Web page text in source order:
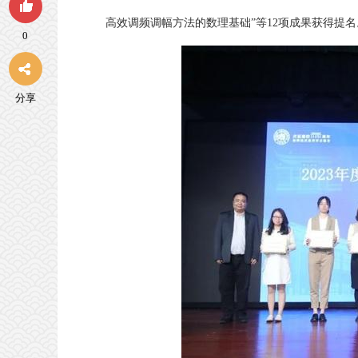
高效调频调幅方法的数理基础”等12项成果获得提
0
分享